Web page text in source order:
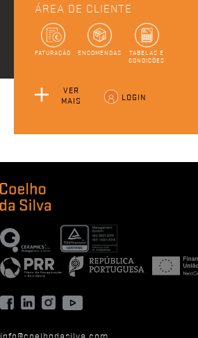
ÁREA DE CLIENTE
FATURAÇÃO ENCOMENDAS
TABELAS E
CONDIÇÕES
VER
MAIS
LOGIN